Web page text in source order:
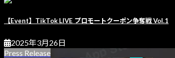
【Event】TikTok LIVE プロモートクーポン争奪戦 Vol.1
2025年3月26日
Press Release